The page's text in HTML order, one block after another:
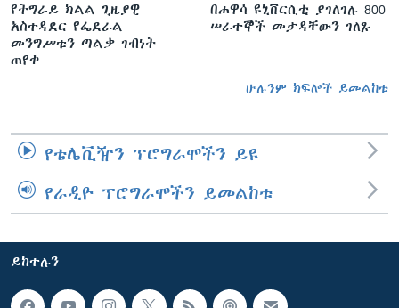
የትግራይ ክልል ጊዜያዊ
አስተዳደር የፌደራል
መንግሥቱን ጣልቃ ገብነት
ጠየቀ
በሐዋሳ ዩኒቨርሲቲ ያገለገሉ 800
ሠራተኞች መታዳቸውን ገለጹ
ሁሉንም ክፍሎች ይመልከቱ
የቴሌቪዥን ፕሮግራሞችን ይዩ
የራዲዮ ፕሮግራሞችን ይመልከቱ
ይከተሉን